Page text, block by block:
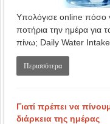
Υπολόγισε online πόσο
ποτήρια την ημέρα για
πίνω; Daily Water
Περισσότερα
Γιατί πρέπει να
διάρκεια της ημέρας